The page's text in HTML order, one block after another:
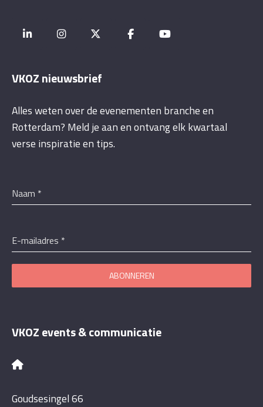
VKOZ nieuwsbrief
Alles weten over de evenementen branche en
Rotterdam? Meld je aan en ontvang elk kwartaal
verse inspiratie en tips.
Naam *
E-mailadres *
ABONNEREN
VKOZ events & communicatie
Goudsesingel 66